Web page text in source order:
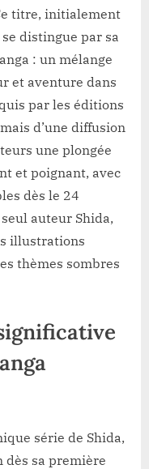
titre, initialement
distingue par sa
: un mélange
et aventure dans
par les éditions
d’une diffusion
une plongée
et poignant, avec
dès le 24
auteur Shida,
illustrations
thèmes sombres
série de Shida,
dès sa première